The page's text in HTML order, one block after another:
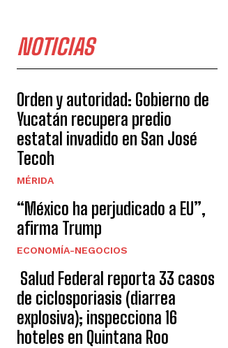
NOTICIAS
Orden y autoridad: Gobierno de
Yucatán recupera predio
estatal invadido en San José
Tecoh
MÉRIDA
“México ha perjudicado a EU”,
afirma Trump
ECONOMÍA-NEGOCIOS
Salud Federal reporta 33 casos
de ciclosporiasis (diarrea
explosiva); inspecciona 16
hoteles en Quintana Roo